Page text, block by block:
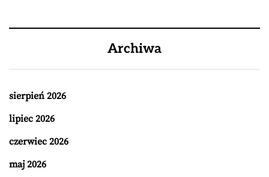
Archiwa
sierpień 2026
lipiec 2026
czerwiec 2026
maj 2026